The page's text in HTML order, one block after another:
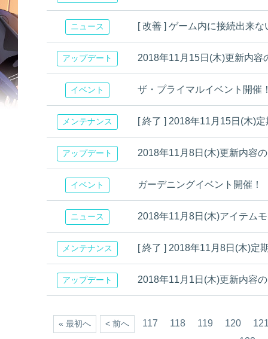
ニュース [ 改善 ] ゲーム内に接続出来
アップデート 2018年11月15日(木)更新内容
イベント ザ・プライマルイベント開催
メンテナンス [ 終了 ] 2018年11月15日(木)
アップデート 2018年11月8日(木)更新内容
イベント ガーデニングイベント開催！
ニュース 2018年11月8日(木)アイテム
メンテナンス [ 終了 ] 2018年11月8日(木)定
アップデート 2018年11月1日(木)更新内容
« 最初へ < 前へ 117 118 119 120